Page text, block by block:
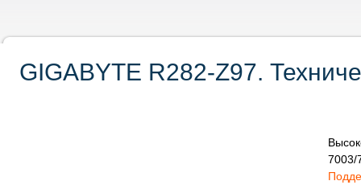
GIGABYTE R282-Z97.
7003/